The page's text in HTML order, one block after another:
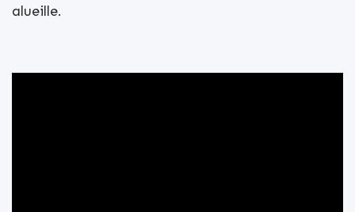
alueille.